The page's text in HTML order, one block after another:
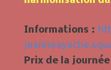
Informations :
Prix de la journée